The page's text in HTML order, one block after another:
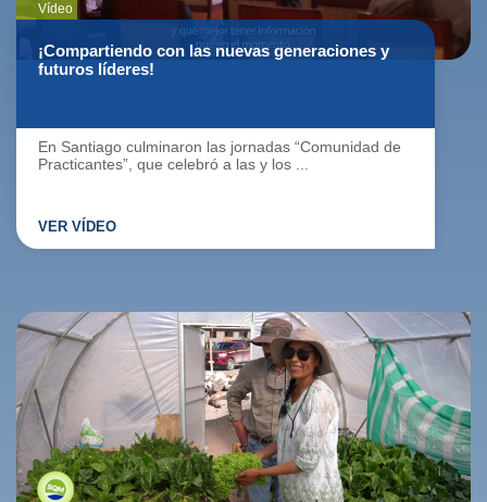
Vídeo
¡Compartiendo con las nuevas generaciones y
futuros líderes!
En Santiago culminaron las jornadas “Comunidad de
Practicantes”, que celebró a las y los ...
VER VÍDEO